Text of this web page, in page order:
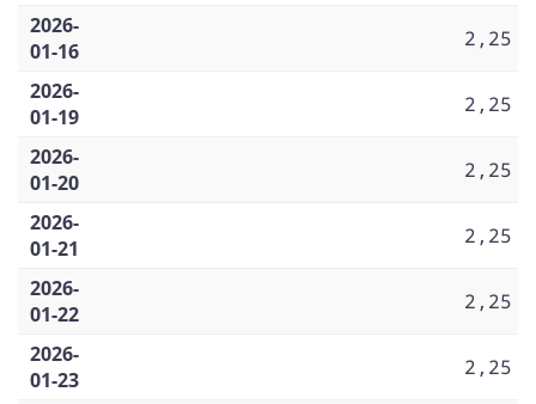
2026-
01-16
2,25
2026-
01-19
2,25
2026-
01-20
2,25
2026-
01-21
2,25
2026-
01-22
2,25
2026-
01-23
2,25